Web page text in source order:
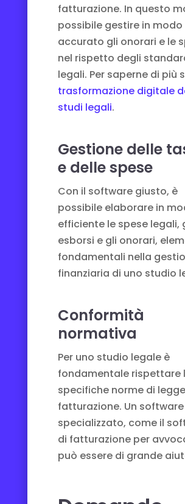
fatturazione. In questo
possibile gestire in modo
accurato gli onorari e le
nel rispetto degli
legali. Per saperne di più
trasformazione digitale
studi legali.
Gestione delle
e delle spese
Con il software giusto, è
possibile elaborare in
efficiente le spese legali,
esborsi e gli onorari,
fondamentali nella
finanziaria di uno studio
Conformità
normativa
Per uno studio legale è
fondamentale rispettare
specifiche norme di
fatturazione. Un software
specializzato, come il
di fatturazione per
può essere di grande